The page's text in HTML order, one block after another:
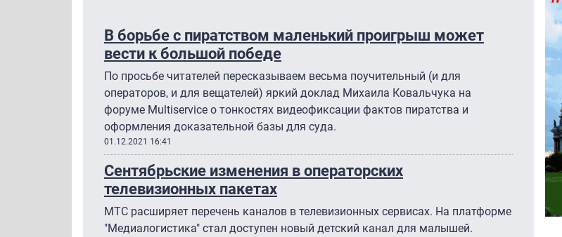
В борьбе с пиратством маленький проигрыш может
вести к большой победе
По просьбе читателей пересказываем весьма поучительный (и для
операторов, и для вещателей) яркий доклад Михаила Ковальчука на
форуме Multiservice о тонкостях видеофиксации фактов пиратства и
оформления доказательной базы для суда.
01.12.2021 16:41
Сентябрьские изменения в операторских
телевизионных пакетах
МТС расширяет перечень каналов в телевизионных сервисах. На платформе
"Медиалогистика" стал доступен новый детский канал для малышей.